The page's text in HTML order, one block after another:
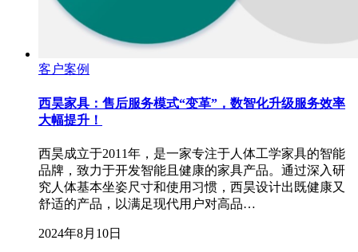
客户案例
西昊家具：售后服务模式“变革”，数智化升级服务效率
大幅提升！
西昊成立于2011年，是一家专注于人体工学家具的智能
品牌，致力于开发智能且健康的家具产品。通过深入研
究人体基本坐姿尺寸和使用习惯，西昊设计出既健康又
舒适的产品，以满足现代用户对高品…
2024年8月10日